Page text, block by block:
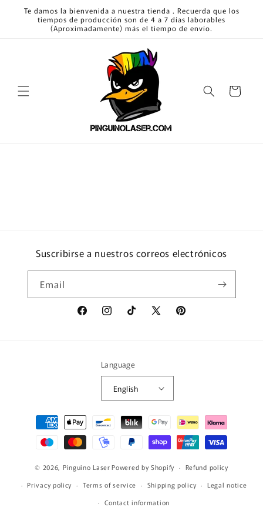
Skip to
content
Te damos la bienvenida a nuestra tienda . Recuerda que los
tiempos de producción son de 4 a 7 días laborables
(Aproximadamente) más el tiempo de envío.
Cart
Suscribirse a nuestros correos electrónicos
Email
FacebookInstagramTikTok
X
Pinterest
Language
English
Payment
methods
© 2026, Pinguino Laser Powered by Shopify
Refund policy
Privacy policy
Terms of service Shipping policy
Legal notice
Contact information